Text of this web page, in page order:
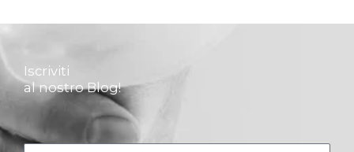
Iscriviti
al nostro Blog!